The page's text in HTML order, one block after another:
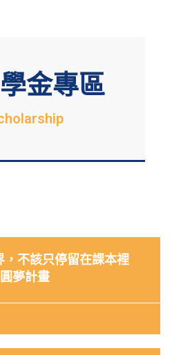
金專區
，不該只停留在課本裡
夢計畫